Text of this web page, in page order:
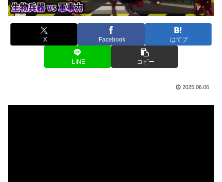
X Facebook はてブ
LINE コピー
2025.06.06